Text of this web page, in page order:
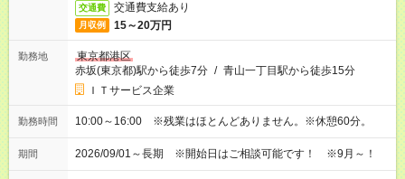
交通費 交通費支給あり
月収例 15～20万円
勤務地
東京都港区
赤坂(東京都)駅から徒歩7分 / 青山一丁目駅から徒歩15分
ＩＴサービス企業
勤務時間 10:00～16:00 ※残業はほとんどありません。※休憩60分。
期間 2026/09/01～長期 ※開始日はご相談可能です！ ※9月～！